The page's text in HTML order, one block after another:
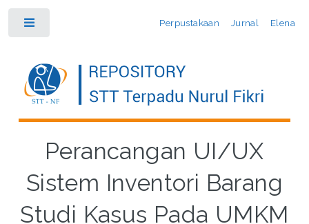
Perpustakaan Jurnal Elena
Perancangan UI/UX
Sistem Inventori Barang
Studi Kasus Pada UMKM